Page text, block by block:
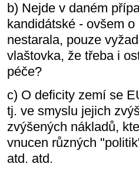
b) Nejde v daném
kandidátské - ovšem
nestarala, pouze
vlaštovka, že třeba i
péče?
c) O deficity zemí se
tj. ve smyslu jejich
zvýšených nákladů,
vnucen různých
atd. atd.